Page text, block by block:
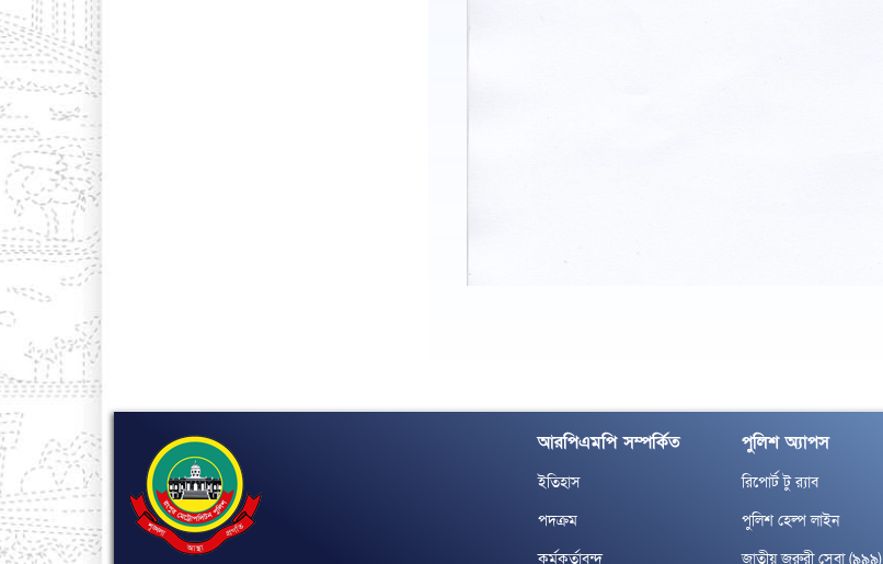
আরপিএমপি সম্পর্কিত
ইতিহাস
পদক্রম
কর্মকর্তাবৃন্দ
পুলিশ অ্যাপস
রিপোর্ট টু র‌্যাব
পুলিশ হেল্প লাইন
জাতীয় জরুরী সেবা (৯৯৯)